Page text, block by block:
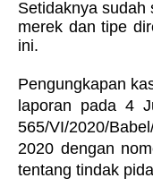
Setidaknya sudah
merek dan tipe
ini.
Pengungkapan
laporan pada 4
565/VI/2020/
2020 dengan
tentang tindak